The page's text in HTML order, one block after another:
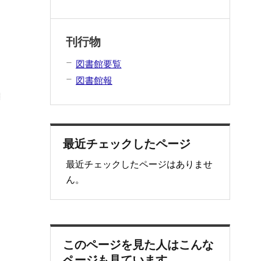
刊行物
図書館要覧
図書館報
最近チェックしたページ
最近チェックしたページはありませ
ん。
このページを見た人はこんな